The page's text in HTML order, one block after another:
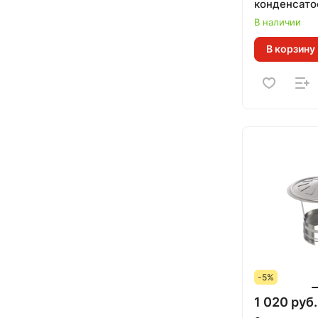
В наличии
В корзину
-5%
1 020 руб.